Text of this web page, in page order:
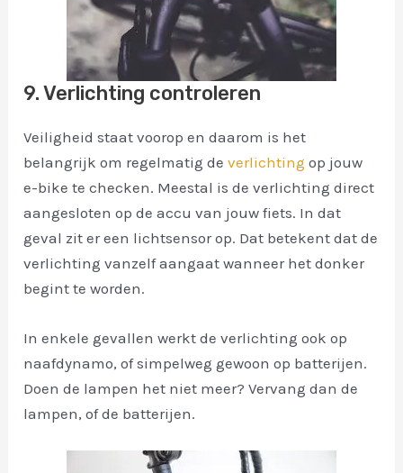
9. Verlichting controleren
Veiligheid staat voorop en daarom is het
belangrijk om regelmatig deverlichting op jouw
e-bike te checken. Meestal is de verlichting direct
aangesloten op de accu van jouw fiets. In dat
geval zit er een lichtsensor op. Dat betekent dat de
verlichting vanzelf aangaat wanneer het donker
begint te worden.
In enkele gevallen werkt de verlichting ook op
naafdynamo, of simpelweg gewoon op batterijen.
Doen de lampen het niet meer? Vervang dan de
lampen, of de batterijen.